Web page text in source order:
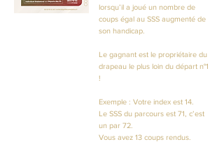
lorsqu’il a joué un nombre de
coups égal au SSS augmenté de
son handicap.
Le gagnant est le propriétaire du
drapeau le plus loin du départ n°1
!
Exemple : Votre index est 14.
Le SSS du parcours est 71, c’est
un par 72.
Vous avez 13 coups rendus.